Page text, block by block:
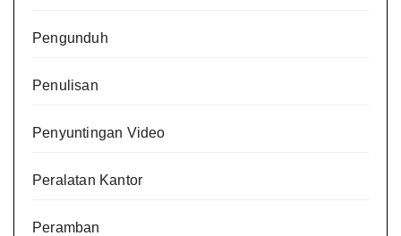
Pengunduh
Penulisan
Penyuntingan Video
Peralatan Kantor
Peramban